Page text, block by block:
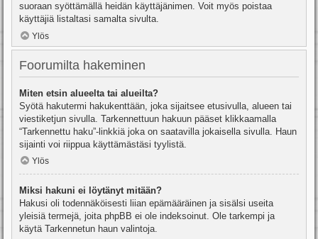
suoraan syöttämällä heidän käyttäjänimen. Voit myös poistaa
käyttäjiä listaltasi samalta sivulta.
Ylös
Foorumilta hakeminen
Miten etsin alueelta tai alueilta?
Syötä hakutermi hakukenttään, joka sijaitsee etusivulla, alueen tai
viestiketjun sivulla. Tarkennettuun hakuun pääset klikkaamalla
“Tarkennettu haku”-linkkiä joka on saatavilla jokaisella sivulla. Haun
sijainti voi riippua käyttämästäsi tyylistä.
Ylös
Miksi hakuni ei löytänyt mitään?
Hakusi oli todennäköisesti liian epämääräinen ja sisälsi useita
yleisiä termejä, joita phpBB ei ole indeksoinut. Ole tarkempi ja
käytä Tarkennetun haun valintoja.